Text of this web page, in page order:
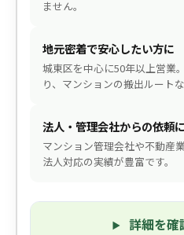
ません。
地元密着で安心したい方に
城東区を中心に50年以上営業
り、マンションの搬出ルート
法人・管理会社からの依頼
マンション管理会社や不動産
法人対応の実績が豊富です。
詳細を確